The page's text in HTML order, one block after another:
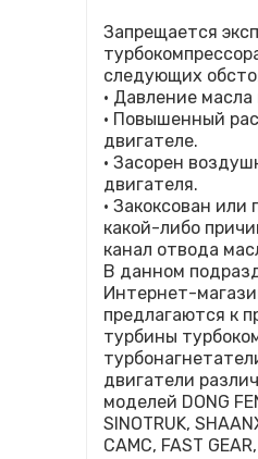
Запрещается
следующих
• Давление
• Повышенный
двигателе.
• Засорен
двигателя.
• Закоксован или
какой-либо
канал отвода
В данном
Интернет-
предлагаются к
турбины
двигатели
моделей DONG
SINOTRUK,
CAMC, FAST